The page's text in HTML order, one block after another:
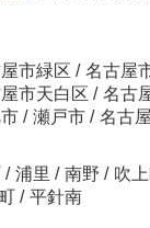
市緑区 / 名古屋
市天白区 / 名古
/ 瀬戸市 / 名古
/ 浦里 / 南野 / 吹
/ 平針南